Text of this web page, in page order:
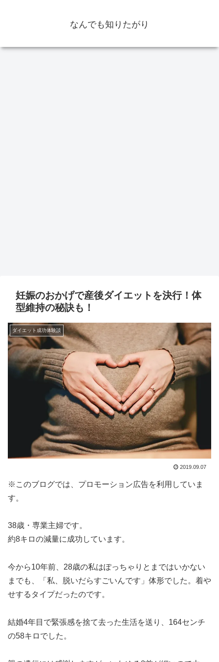
なんでも知りたがり
妊娠のおかげで産後ダイエットを決行！体
型維持の秘訣も！
ダイエット成功体験談
2019.09.07
※このブログでは、プロモーション広告を利用していま
す。
38歳・専業主婦です。
約8キロの減量に成功しています。
今から10年前、28歳の私はぽっちゃりとまではいかない
までも、「私、脱いだらすごいんです」体形でした。着や
せするタイプだったのです。
結婚4年目で緊張感を捨て去った生活を送り、164センチ
の58キロでした。